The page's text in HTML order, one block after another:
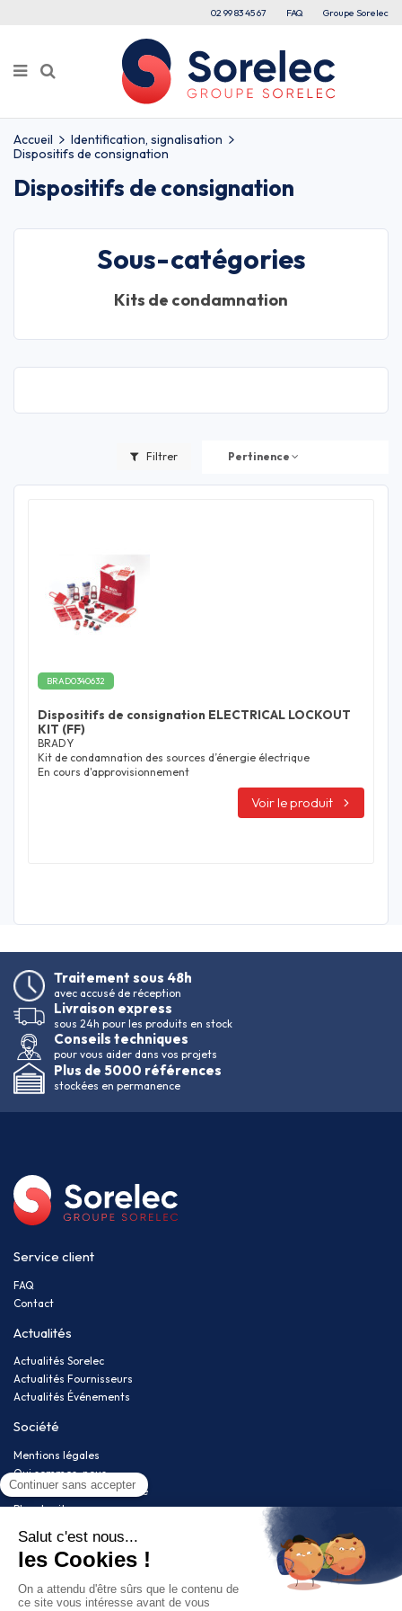
02 99 83 45 67 FAQ Groupe Sorelec
Accueil
Identification, signalisation
Dispositifs de consignation
Dispositifs de consignation
Sous-catégories
Kits de condamnation
Filtrer Pertinence
BRAD0340632
Dispositifs de consignation ELECTRICAL LOCKOUT
KIT (FF)
BRADY
Kit de condamnation des sources d’énergie électrique
En cours d'approvisionnement
Voir le produit
Traitement sous 48h
avec accusé de réception
Livraison express
sous 24h pour les produits en stock
Conseils techniques
pour vous aider dans vos projets
Plus de 5000 références
stockées en permanence
Service client
FAQ
Contact
Actualités
Actualités Sorelec
Actualités Fournisseurs
Actualités Événements
Société
Mentions légales
Qui sommes-nous
Politique de confidentialité
Plan du site
Newsletter
Restez informé(e) de nos nouveautés !